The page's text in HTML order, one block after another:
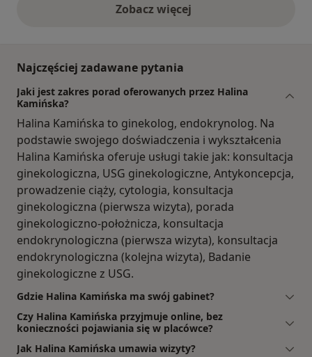
Zobacz więcejopinie powyżej
Najczęściej zadawane pytania
Jaki jest zakres porad oferowanych przez Halina
Kamińska?
Halina Kamińska to ginekolog, endokrynolog. Na
podstawie swojego doświadczenia i wykształcenia
Halina Kamińska oferuje usługi takie jak: konsultacja
ginekologiczna, USG ginekologiczne, Antykoncepcja,
prowadzenie ciąży, cytologia, konsultacja
ginekologiczna (pierwsza wizyta), porada
ginekologiczno-położnicza, konsultacja
endokrynologiczna (pierwsza wizyta), konsultacja
endokrynologiczna (kolejna wizyta), Badanie
ginekologiczne z USG.
Gdzie Halina Kamińska ma swój gabinet?
Czy Halina Kamińska przyjmuje online, bez
konieczności pojawiania się w placówce?
Jak Halina Kamińska umawia wizyty?